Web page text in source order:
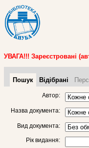
УВАГА!!! Зареєстровані
Пошук Відібрані
Автор:
Назва документа:
Вид документа:
Рік видання: